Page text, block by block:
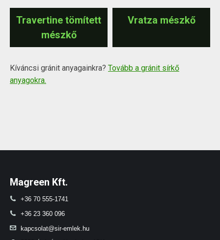
Travertine tömített
mészkő
Vratza mészkő
Kíváncsi gránit anyagainkra? Tovább a gránit sírkő
anyagokra.
Magreen Kft.
+36 70 555-1741
+36 23 360 096
kapcsolat@sir-emlek.hu